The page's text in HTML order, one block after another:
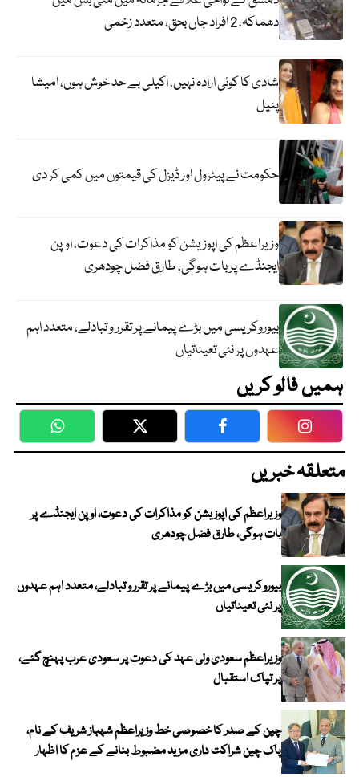
دھماکہ، 2 افراد جاں بحق، متعدد زخمی
شادی کا کوئی ارادہ نہیں، اکیلی بے حد خوش ہوں، امیشا
پٹیل
حکومت نے پیٹرول اور ڈیزل کی قیمتوں میں کمی کر دی
وزیراعظم کی اپوزیشن کو مذاکرات کی دعوت، اوپن
ایجنڈے پر بات ہوگی، طارق فضل چودھری
بیوروکریسی میں بڑے پیمانے پر تقرر و تبادلے، متعدد اہم
عہدوں پر نئی تعیناتیاں
ہمیں فالو کریں
WhatsApp Twitter Facebook
متعلقہ خبریں
وزیراعظم کی اپوزیشن کو مذاکرات کی دعوت، اوپن ایجنڈے پر
بات ہوگی، طارق فضل چودھری
بیوروکریسی میں بڑے پیمانے پر تقرر و تبادلے، متعدد اہم عہدوں
پر نئی تعیناتیاں
وزیراعظم سعودی ولی عہد کی دعوت پر سعودی عرب پہنچ گئے،
پر تپاک استقبال
چین کے صدر کا خصوصی خط وزیراعظم شہباز شریف کے نام،
پاک چین شراکت داری مزید مضبوط بنانے کے عزم کا اظہار